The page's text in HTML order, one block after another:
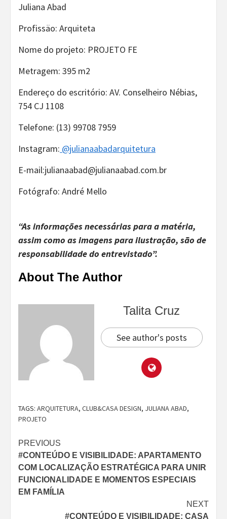
Juliana Abad
Profissäo: Arquiteta
Nome do projeto: PROJETO FE
Metragem: 395 m2
Endereço do escritório: AV. Conselheiro Nébias,
754 CJ 1108
Telefone: (13) 99708 7959
Instagram: @julianaabadarquitetura
E-mail:julianaabad@julianaabad.com.br
Fotógrafo: André Mello
“As informações necessárias para a matéria,
assim como as imagens para ilustração, são de
responsabilidade do entrevistado”.
About The Author
Talita Cruz
See author's posts
TAGS: ARQUITETURA, CLUB&CASA DESIGN, JULIANA ABAD,
PROJETO
Continue
Reading
PREVIOUS
#CONTEÚDO E VISIBILIDADE: APARTAMENTO
COM LOCALIZAÇÃO ESTRATÉGICA PARA UNIR
FUNCIONALIDADE E MOMENTOS ESPECIAIS
EM FAMÍLIA
NEXT
#CONTEÚDO E VISIBILIDADE: CASA